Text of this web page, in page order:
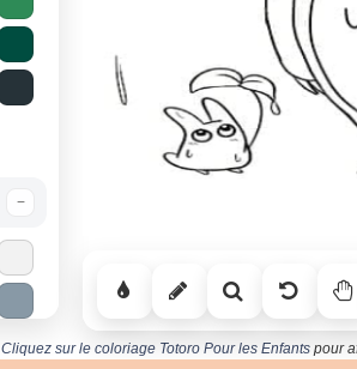
−
Cliquez sur le coloriage Totoro Pour les Enfantspour